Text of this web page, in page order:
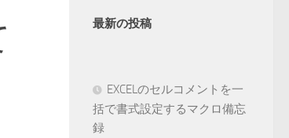
最新の投稿
EXCELのセルコメントを一
括で書式設定するマクロ備忘
録